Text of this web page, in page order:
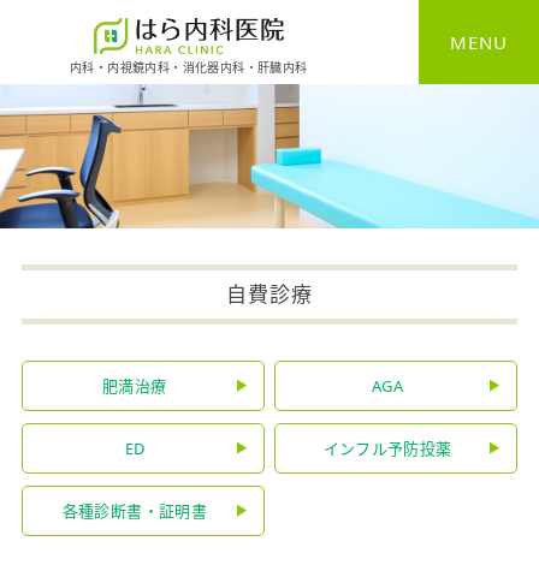
内科・内視鏡内科・消化器内科・肝臓内科
MENU
HOME
一般内科
消化器内科
胃カメラ
健康診断
予防接種
自費診療
自費診療
肥満治療 AGA
ED インフル予防投薬
各種診断書・証明書